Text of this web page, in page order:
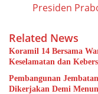
Presiden
Related News
Koramil 14 Bersama
Keselamatan dan
Pembangunan
Dikerjakan Demi